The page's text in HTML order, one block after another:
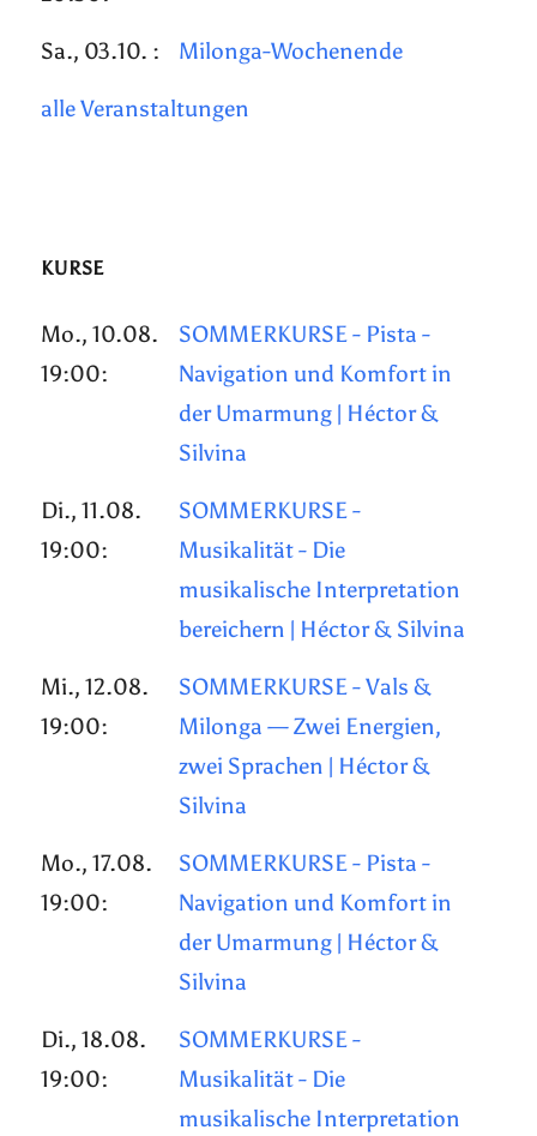
Sa., 03.10. : Milonga-Wochenende
alle Veranstaltungen
KURSE
Mo., 10.08.
19:00:
SOMMERKURSE - Pista -
Navigation und Komfort in
der Umarmung | Héctor &
Silvina
Di., 11.08.
19:00:
SOMMERKURSE -
Musikalität - Die
musikalische Interpretation
bereichern | Héctor & Silvina
Mi., 12.08.
19:00:
SOMMERKURSE - Vals &
Milonga — Zwei Energien,
zwei Sprachen | Héctor &
Silvina
Mo., 17.08.
19:00:
SOMMERKURSE - Pista -
Navigation und Komfort in
der Umarmung | Héctor &
Silvina
Di., 18.08.
19:00:
SOMMERKURSE -
Musikalität - Die
musikalische Interpretation